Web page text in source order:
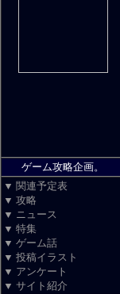
ゲーム攻略企画。
▼ 関連予定表
▼ 攻略
▼ ニュース
▼ 特集
▼ ゲーム話
▼ 投稿イラスト
▼ アンケート
▼ サイト紹介